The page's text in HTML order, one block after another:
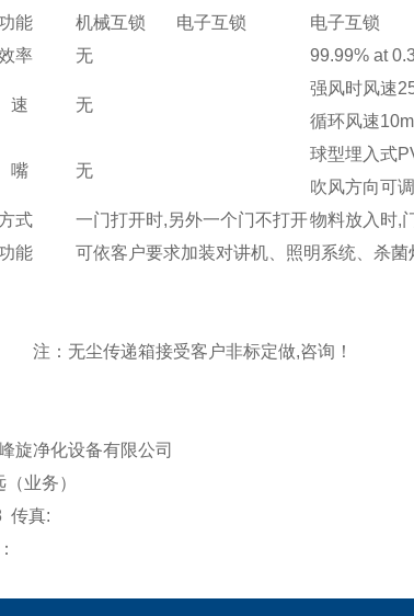
能
机械互锁 电子互锁
电子互锁
率
无 99.99% at
无
强风时风速
循环风速
无
球型埋入式
吹风方向可
式
一门打开时,另外一个门不打开物料放入时,
能
可依客户要求加装对讲机、照明系统、杀
无尘传递箱接受客户非标定做,咨询！
峰旋净化设备有限公司
（业务）
传真: